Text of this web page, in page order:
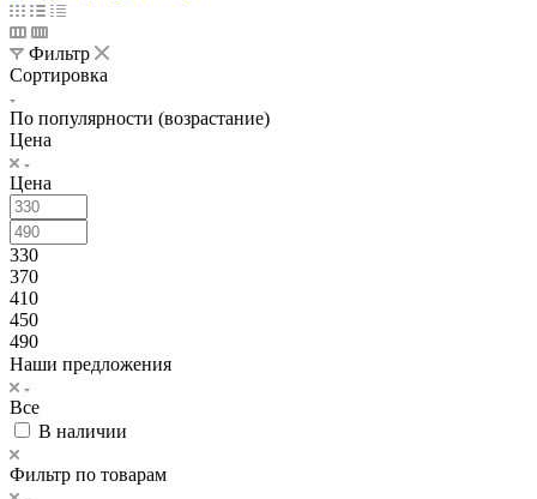
Фильтр
Сортировка
По популярности (возрастание)
Цена
Цена
330
370
410
450
490
Наши предложения
Все
В наличии
Фильтр по товарам